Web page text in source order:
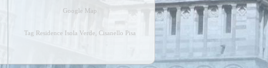
Google Map
Tag Residence Isola Verde, Cisanello Pisa